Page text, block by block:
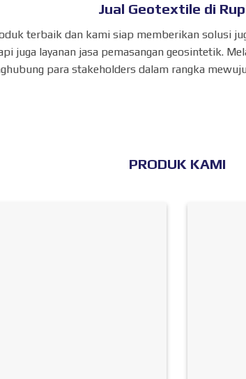
Jual Geotextile di
terbaik dan kami siap memberikan solusi
juga layanan jasa pemasangan geosintetik.
para stakeholders dalam rangka
PRODUK KAMI